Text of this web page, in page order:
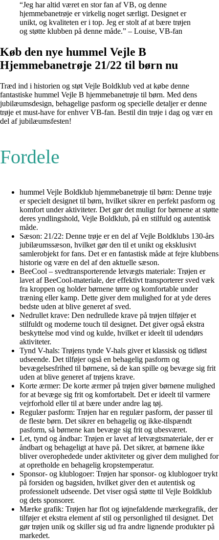
“Jeg har altid været en stor fan af VB, og denne
hjemmebanetrøje er virkelig noget særligt. Designet er
unikt, og kvaliteten er i top. Jeg er stolt af at bære trøjen
og støtte klubben på denne måde.” – Louise, VB-fan
Køb den nye hummel Vejle B
Hjemmebanetrøje 21/22 til børn nu
Træd ind i historien og støt Vejle Boldklub ved at købe denne
fantastiske hummel Vejle B hjemmebanetrøje til børn. Med dens
jubilæumsdesign, behagelige pasform og specielle detaljer er denne
trøje et must-have for enhver VB-fan. Bestil din trøje i dag og vær en
del af jubilæumsfesten!
Fordele
hummel Vejle Boldklub hjemmebanetrøje til børn: Denne trøje
er specielt designet til børn, hvilket sikrer en perfekt pasform og
komfort under aktiviteter. Det gør det muligt for børnene at støtte
deres yndlingshold, Vejle Boldklub, på en stilfuld og autentisk
måde.
Sæson: 21/22: Denne trøje er en del af Vejle Boldklubs 130-års
jubilæumssæson, hvilket gør den til et unikt og eksklusivt
samlerobjekt for fans. Det er en fantastisk måde at fejre klubbens
historie og være en del af den aktuelle sæson.
BeeCool – svedtransporterende letvægts materiale: Trøjen er
lavet af BeeCool-materiale, der effektivt transporterer sved væk
fra kroppen og holder børnene tørre og komfortable under
træning eller kamp. Dette giver dem mulighed for at yde deres
bedste uden at blive generet af sved.
Nedrullet krave: Den nedrullede krave på trøjen tilføjer et
stilfuldt og moderne touch til designet. Det giver også ekstra
beskyttelse mod vind og kulde, hvilket er ideelt til udendørs
aktiviteter.
Tynd V-hals: Trøjens tynde V-hals giver et klassisk og tidløst
udseende. Det tilføjer også en behagelig pasform og
bevægelsesfrihed til børnene, så de kan spille og bevæge sig frit
uden at blive generet af trøjens krave.
Korte ærmer: De korte ærmer på trøjen giver børnene mulighed
for at bevæge sig frit og komfortabelt. Det er ideelt til varmere
vejrforhold eller til at bære under andre lag tøj.
Regulær pasform: Trøjen har en regulær pasform, der passer til
de fleste børn. Det sikrer en behagelig og ikke-tilspændt
pasform, så børnene kan bevæge sig frit og ubesværet.
Let, tynd og åndbar: Trøjen er lavet af letvægtsmateriale, der er
åndbart og behageligt at have på. Det sikrer, at børnene ikke
bliver overophedede under aktiviteter og giver dem mulighed for
at opretholde en behagelig kropstemperatur.
Sponsor- og klublogoer: Trøjen har sponsor- og klublogoer trykt
på forsiden og bagsiden, hvilket giver den et autentisk og
professionelt udseende. Det viser også støtte til Vejle Boldklub
og dets sponsorer.
Mærke grafik: Trøjen har flot og iøjnefaldende mærkegrafik, der
tilføjer et ekstra element af stil og personlighed til designet. Det
gør trøjen unik og skiller sig ud fra andre lignende produkter på
markedet.